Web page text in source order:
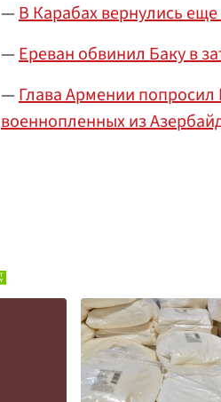
—В Карабах вернулись
—Ереван обвинил Баку в
—Глава Армении
военнопленных из